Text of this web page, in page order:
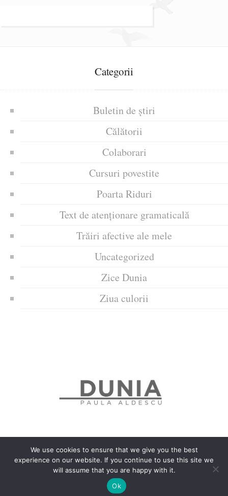
Categorii
Buletin de știri
Călătorii
Colaborari
Cursuri povestite
Poarta Riduri
Text de atenționare gramaticală
Trăiri afective ale mele
Uncategorized
Zice Dunia
Ziua culorii
Politica de confidențialitate
Politică privind fișierele cookies
Copyrights © 2018 Dunia
We use cookies to ensure that we give you the best
experience on our website. If you continue to use this site we
will assume that you are happy with it.
Ok